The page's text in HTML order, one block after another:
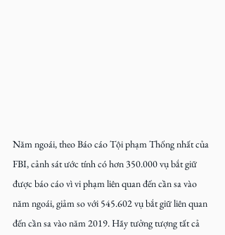
Năm ngoái, theo Báo cáo Tội phạm Thống nhất của
FBI, cảnh sát ước tính có hơn 350.000 vụ bắt giữ
được báo cáo vì vi phạm liên quan đến cần sa vào
năm ngoái, giảm so với 545.602 vụ bắt giữ liên quan
đến cần sa vào năm 2019. Hãy tưởng tượng tất cả